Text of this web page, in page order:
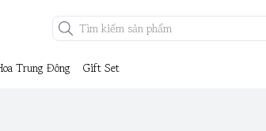
Trung Đông Gift Set